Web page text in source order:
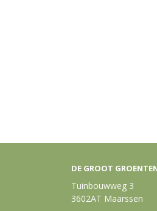
DE GROOT
Tuinbouwweg 3
3602AT Maarssen